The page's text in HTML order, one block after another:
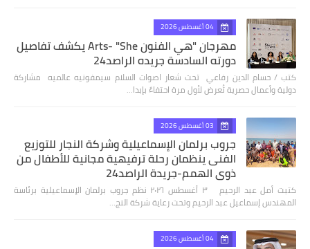
04 أغسطس 2026
مهرجان "هي الفنون Arts- "She يكشف تفاصيل
دورته السادسة جريده الراصد24
كتب / حسام الدين رفاعي تحت شعار اصوات السلام سيمفونيه عالميه مشاركة
دولية وأعمال حصرية تُعرض لأول مرة احتفاءً بإبدا…
03 أغسطس 2026
جروب برلمان الإسماعيلية وشركة النجار للتوزيع
الفنى ينظمان رحلة ترفيهية مجانية للأطفال من
ذوي الهمم-جريدة الراصد24
كتبت أمل عبد الرحيم ٣ أغسطس ٢٠٢٦ نظم جروب برلمان الإسماعيلية برئاسة
المهندس إسماعيل عبد الرحيم وتحت رعاية شركة النج…
04 أغسطس 2026